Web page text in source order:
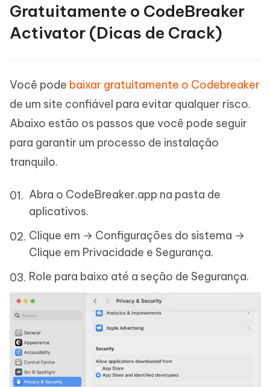
Gratuitamente o CodeBreaker
Activator (Dicas de Crack)
Você pode baixar gratuitamente o Codebreaker
de um site confiável para evitar qualquer risco.
Abaixo estão os passos que você pode seguir
para garantir um processo de instalação
tranquilo.
Abra o CodeBreaker.app na pasta de
aplicativos.
Clique em → Configurações do sistema →
Clique em Privacidade e Segurança.
Role para baixo até a seção de Segurança.